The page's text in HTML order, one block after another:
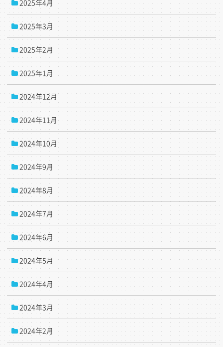
2025年4月
2025年3月
2025年2月
2025年1月
2024年12月
2024年11月
2024年10月
2024年9月
2024年8月
2024年7月
2024年6月
2024年5月
2024年4月
2024年3月
2024年2月